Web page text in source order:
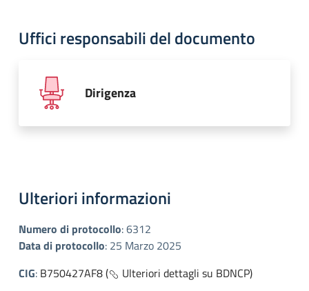
Uffici responsabili del documento
Dirigenza
Ulteriori informazioni
Numero di protocollo:6312
Data di protocollo: 25 Marzo 2025
CIG: B750427AF8 (
Ulteriori dettagli su BDNCP)